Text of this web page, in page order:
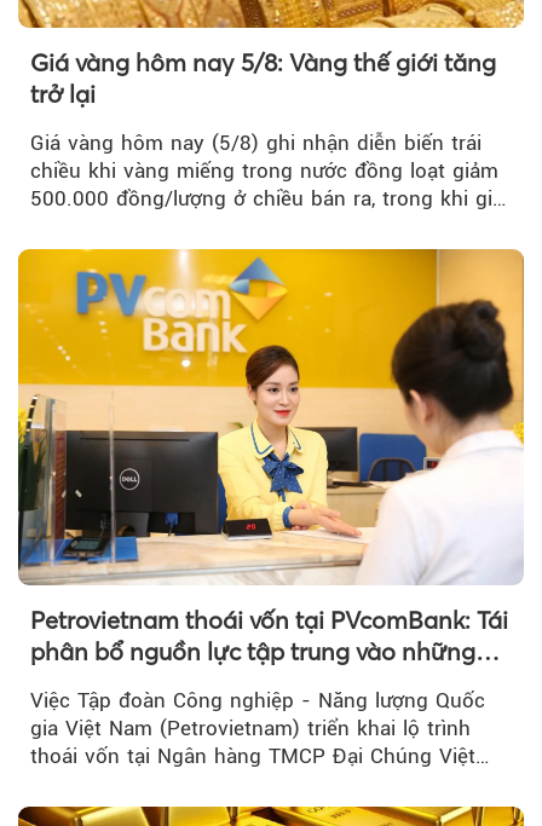
Giá vàng hôm nay 5/8: Vàng thế giới tăng
trở lại
Giá vàng hôm nay (5/8) ghi nhận diễn biến trái
chiều khi vàng miếng trong nước đồng loạt giảm
500.000 đồng/lượng ở chiều bán ra, trong khi giá
thương hiệu.
Petrovietnam thoái vốn tại PVcomBank: Tái
phân bổ nguồn lực tập trung vào những
Việc Tập đoàn Công nghiệp - Năng lượng Quốc
gia Việt Nam (Petrovietnam) triển khai lộ trình
thoái vốn tại Ngân hàng TMCP Đại Chúng Việt